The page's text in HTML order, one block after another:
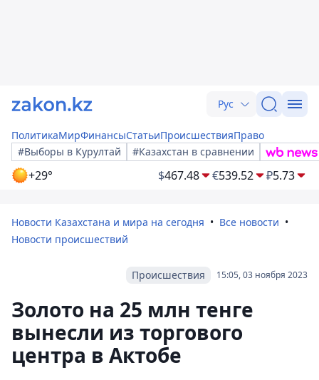
Рус
ПолитикаМирФинансыСтатьиПроисшествияПраво
#Выборы в Курултай
#Казахстан в сравнении
+29° $467.48 €539.52 ₽5.73
Новости Казахстана и мира на сегодня
Все новости
Новости происшествий
15:05, 03 ноября 2023
Происшествия
Золото на 25 млн тенге
вынесли из торгового
центра в Актобе